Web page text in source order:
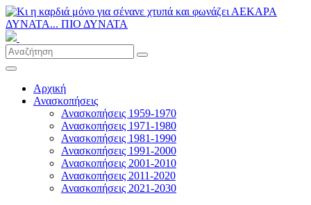
Αρχική
Ανασκοπήσεις
Ανασκοπήσεις 1959-1970
Ανασκοπήσεις 1971-1980
Ανασκοπήσεις 1981-1990
Ανασκοπήσεις 1991-2000
Ανασκοπήσεις 2001-2010
Ανασκοπήσεις 2011-2020
Ανασκοπήσεις 2021-2030